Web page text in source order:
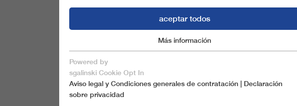
animals directly through spacious panoramic
attraction. The environment is also spared due
system. The ropes were partially pulled with a
installation consists of two gondola lifts. One of
triangle enclosing three important points in the
aceptar todos
Marketing
Sólo aceptamos cookies esenciales.
Más información
Powered by
sgalinski Cookie Opt In
Aviso legal y Condiciones generales de contratación
Declaración
sobre privacidad